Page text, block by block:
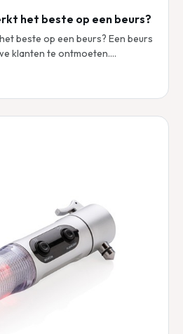
het beste op een beurs?
beste op een beurs? Een beurs
klanten te ontmoeten.…